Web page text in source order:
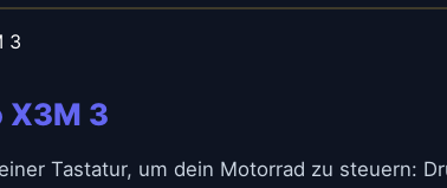
3
X3M 3
Tastatur, um dein Motorrad zu steuern: